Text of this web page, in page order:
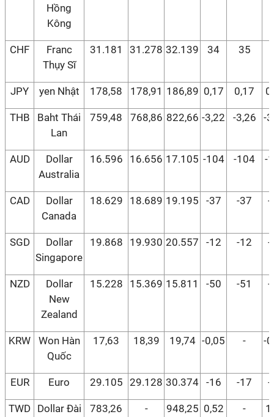
Hồng
Kông
CHF
Franc
Thụy Sĩ
31.181 31.278 32.139 34 35
JPY yen Nhật 178,58 178,91 186,89 0,17 0,17
THB
Baht Thái
Lan
759,48 768,86 822,66 -3,22 -3,26 -
AUD
Dollar
Australia
16.596 16.656 17.105 -104 -104 -
CAD
Dollar
Canada
18.629 18.689 19.195 -37 -37 -
SGD
Dollar
Singapore
19.868 19.930 20.557 -12 -12 -
NZD
Dollar
New
Zealand
15.228 15.369 15.811 -50 -51 -
KRW
Won Hàn
Quốc
17,63 18,39 19,74 -0,05 - -
EUR Euro 29.105 29.128 30.374 -16 -17 -
TWD Dollar Đài
783,26 - 948,25 0,52 -